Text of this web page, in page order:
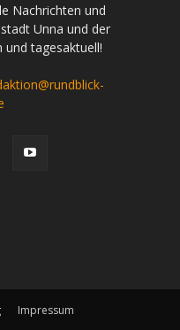
Nachrichten und
Unna und der
und tagesaktuell!
Impressum